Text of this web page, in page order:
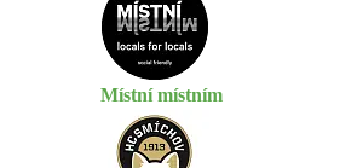
Místní místním